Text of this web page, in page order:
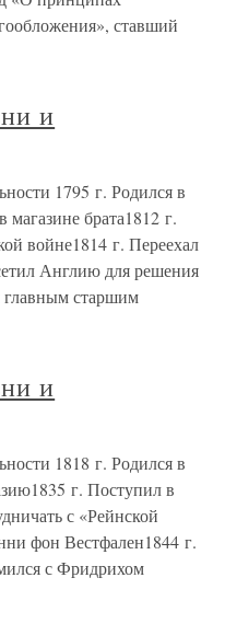
ставший
и
1795 г. Родился в
магазине брата1812 г.
войне1814 г. Переехал
Англию для решения
главным старшим
и
1818 г. Родился в
г. Поступил в
с «Рейнской
фон Вестфален1844 г.
с Фридрихом